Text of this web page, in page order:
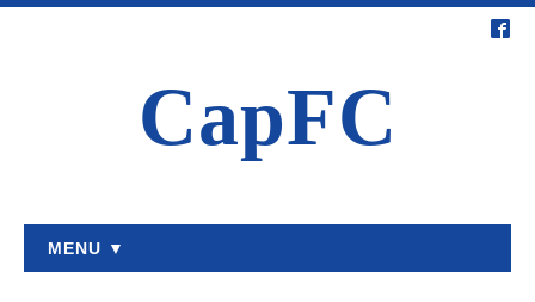
CapFC
MENU ▼